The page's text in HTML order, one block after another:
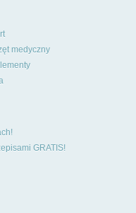
medyczny
GRATIS!